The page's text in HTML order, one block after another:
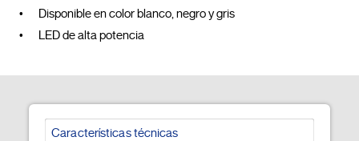
•	Disponible en color blanco, negro y gris
Características técnicas